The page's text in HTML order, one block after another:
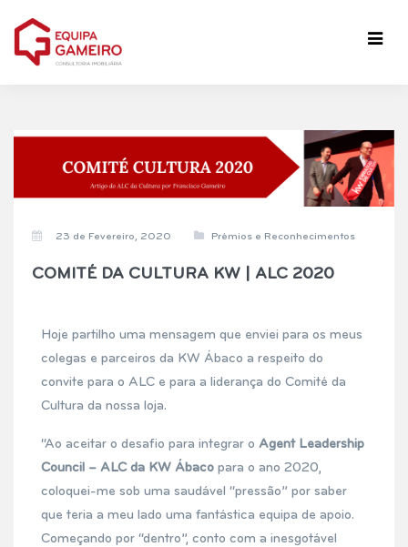
23 de Fevereiro, 2020 Prémios e Reconhecimentos
COMITÉ DA CULTURA KW | ALC 2020
Hoje partilho uma mensagem que enviei para os meus
colegas e parceiros da KW Ábaco a respeito do
convite para o ALC e para a liderança do Comité da
Cultura da nossa loja.
“Ao aceitar o desafio para integrar o Agent Leadership
Council – ALC da KW Ábaco para o ano 2020,
coloquei-me sob uma saudável “pressão” por saber
que teria a meu lado uma fantástica equipa de apoio.
Começando por “dentro”, conto com a inesgotável